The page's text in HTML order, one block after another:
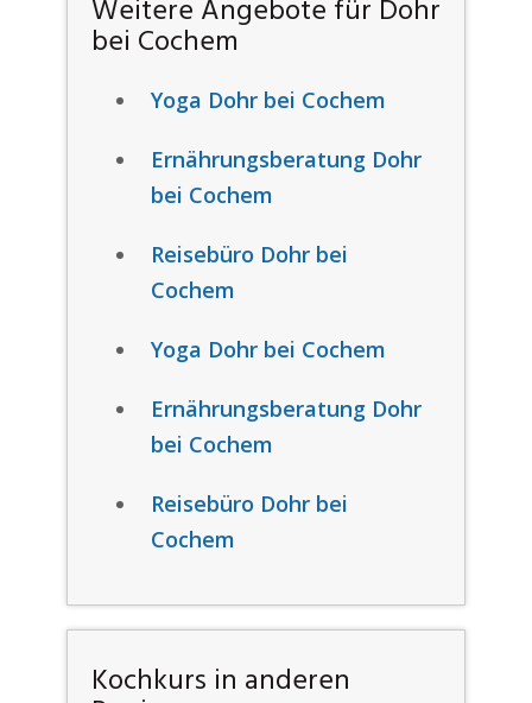
Weitere Angebote für Dohr
bei Cochem
Yoga Dohr bei Cochem
Ernährungsberatung Dohr
bei Cochem
Reisebüro Dohr bei
Cochem
Yoga Dohr bei Cochem
Ernährungsberatung Dohr
bei Cochem
Reisebüro Dohr bei
Cochem
Kochkurs in anderen